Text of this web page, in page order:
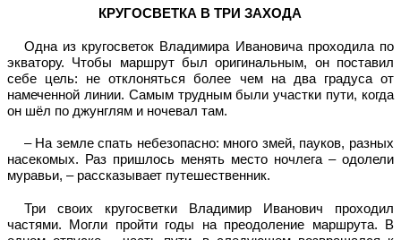
КРУГОСВЕТКА В ТРИ ЗАХОДА
Одна из кругосветок Владимира Ивановича проходила по
экватору. Чтобы маршрут был оригинальным, он поставил
себе цель: не отклоняться более чем на два градуса от
намеченной линии. Самым трудным были участки пути, когда
он шёл по джунглям и ночевал там.
– На земле спать небезопасно: много змей, пауков, разных
насекомых. Раз пришлось менять место ночлега – одолели
муравьи, – рассказывает путешественник.
Три своих кругосветки Владимир Иванович проходил
частями. Могли пройти годы на преодоление маршрута. В